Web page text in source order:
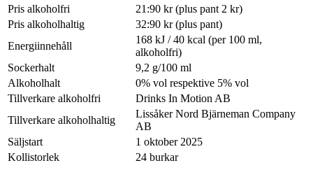
Pris alkoholfri
21:90 kr (plus pant 2 kr)
Pris alkoholhaltig
32:90 kr (plus pant)
Energiinnehåll
168 kJ / 40 kcal (per 100 ml,
alkoholfri)
Sockerhalt
9,2 g/100 ml
Alkoholhalt
0% vol respektive 5% vol
Tillverkare alkoholfri
Drinks In Motion AB
Tillverkare alkoholhaltig
Lissåker Nord Bjärneman Company
AB
Säljstart
1 oktober 2025
Kollistorlek
24 burkar